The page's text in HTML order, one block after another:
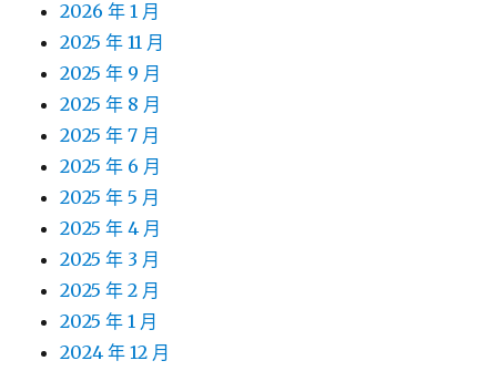
2026 年 1 月
2025 年 11 月
2025 年 9 月
2025 年 8 月
2025 年 7 月
2025 年 6 月
2025 年 5 月
2025 年 4 月
2025 年 3 月
2025 年 2 月
2025 年 1 月
2024 年 12 月